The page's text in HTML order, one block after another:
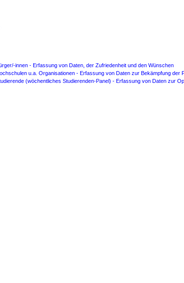
innen - Erfassung von Daten, der Zufriedenheit und den Wünschen
u.a. Organisationen - Erfassung von Daten zur Bekämpfung der
(wöchentliches Studierenden-Panel) - Erfassung von Daten zur